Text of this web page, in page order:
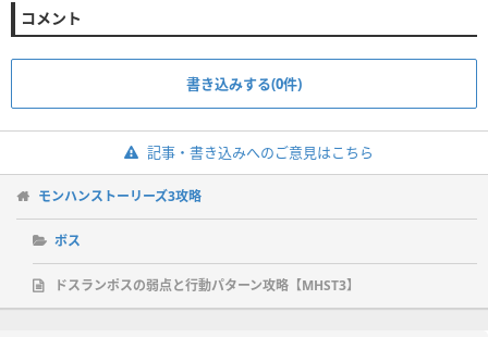
コメント
書き込みする(0件)
記事・書き込みへのご意見はこちら
モンハンストーリーズ3攻略
ボス
ドスランポスの弱点と行動パターン攻略【MHST3】